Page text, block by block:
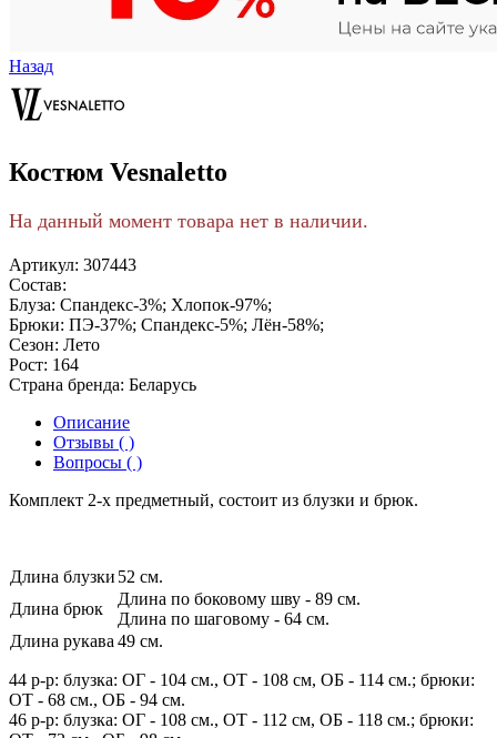
Назад
Костюм Vesnaletto
На данный момент товара нет в наличии.
Артикул: 307443
Состав:
Блуза: Спандекс-3%; Хлопок-97%;
Брюки: ПЭ-37%; Спандекс-5%; Лён-58%;
Сезон: Лето
Рост: 164
Страна бренда: Беларусь
Описание
Отзывы ( )
Вопросы ( )
Комплект 2-х предметный, состоит из блузки и брюк.
Длина блузки 52 см.
Длина брюк
Длина по боковому шву - 89 см.
Длина по шаговому - 64 см.
Длина рукава49 см.
44 р-р: блузка: ОГ - 104 см., ОТ - 108 см, ОБ - 114 см.; брюки:
ОТ - 68 см., ОБ - 94 см.
46 р-р: блузка: ОГ - 108 см., ОТ - 112 см, ОБ - 118 см.; брюки: